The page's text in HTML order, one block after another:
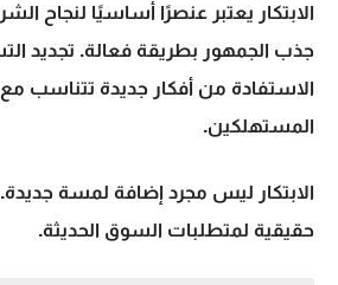
الابتكار يعتبر عنصرًا أساسيًا لنجاح
جذب الجمهور بطريقة فعالة. تجديد
الاستفادة من أفكار جديدة تتناسب مع
المستهلكين.
الابتكار ليس مجرد إضافة لمسة
حقيقية لمتطلبات السوق الحديثة.